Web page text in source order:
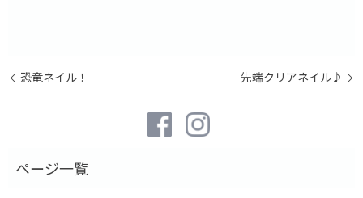
恐竜ネイル！ 先端クリアネイル♪